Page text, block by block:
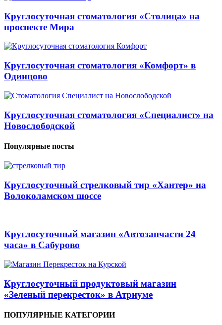
Круглосуточная стоматология «Столица» на
проспекте Мира
Круглосуточная стоматология «Комфорт» в
Одинцово
Круглосуточная стоматология «Специалист» на
Новослободской
Популярные посты
Круглосуточный стрелковый тир «Хантер» на
Волоколамском шоссе
Круглосуточный магазин «Автозапчасти 24
часа» в Сабурово
Круглосуточный продуктовый магазин
«Зеленый перекресток» в Атриуме
ПОПУЛЯРНЫЕ КАТЕГОРИИ